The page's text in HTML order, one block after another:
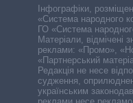
Інфографіки,
«Система народного
ГО «Система
Матеріали, відмічені
реклами: «Промо»,
«Партнерський
Редакція не несе
судження,
українським